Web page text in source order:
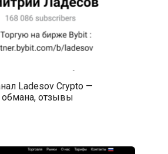
Ladesov Crypto —
обмана, отзывы